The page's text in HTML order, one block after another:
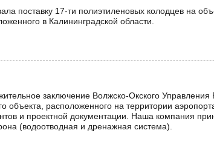
поставку 17-ти полиэтиленовых колодцев на
в Калининградской области.
заключение Волжско-Окского Управления
объекта, расположенного на территории
и проектной документации. Наша компания
(водоотводная и дренажная система).